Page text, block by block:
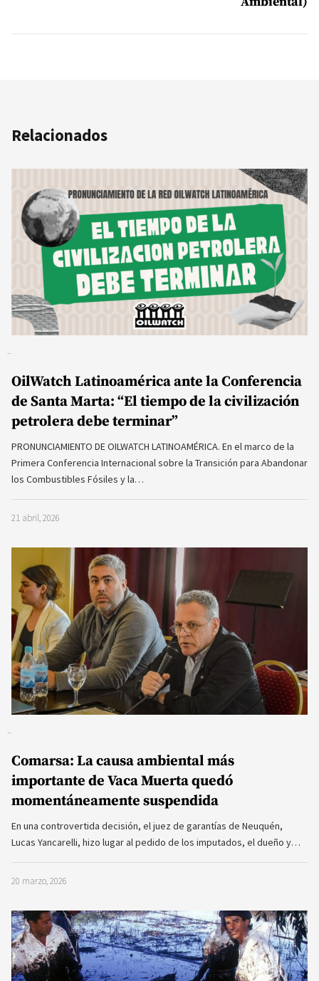
Relacionados
OilWatch Latinoamérica ante la Conferencia
de Santa Marta: “El tiempo de la civilización
petrolera debe terminar”
PRONUNCIAMIENTO DE OILWATCH LATINOAMÉRICA. En el marco de la
Primera Conferencia Internacional sobre la Transición para Abandonar
los Combustibles Fósiles y la…
21 abril, 2026
Comarsa: La causa ambiental más
importante de Vaca Muerta quedó
momentáneamente suspendida
En una controvertida decisión, el juez de garantías de Neuquén,
Lucas Yancarelli, hizo lugar al pedido de los imputados, el dueño y…
20 marzo, 2026